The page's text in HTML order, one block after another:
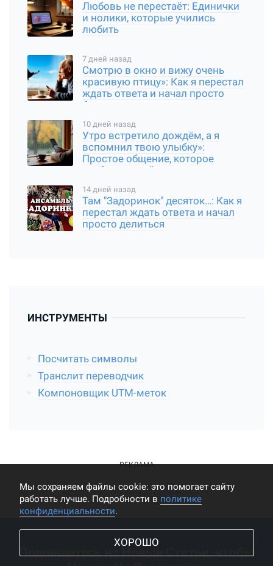
Любовь не перестаёт: Единички
и нолики, которые учились
любить
7 дней назад
Смотрю в окно и вижу очень
красивую птицу»: Как я перестал
ждать ответа и начал просто
быть
10 дней назад
Утро встретило дождём, а я
вспомнил твою улыбку»:
Простое общение, которое
требует чуткой души
14 дней назад
Там "Задоринок" десяток…: Как я
перестал ждать ответа и начал
просто делиться
ИНСТРУМЕНТЫ
Посчитать символы
Транслит переводчик
Компоновщик UTM-меток
Подпишитесь на Новые Статьи, чтобы
Мы cохраняем файлы cookie: это помогает сайту
работать лучше. Подробности в политике
конфиденциальности.
ХОРОШО